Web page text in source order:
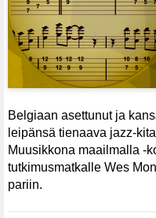
Belgiaan asettunut ja
leipänsä tienaava jazz-
Muusikkona maailmalla -
tutkimusmatkalle Wes
pariin.